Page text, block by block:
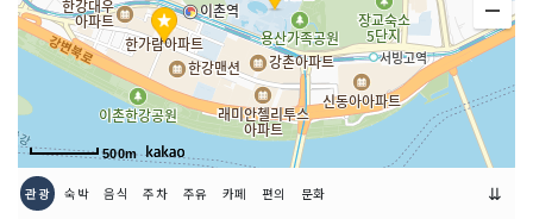
500m
관광 숙박 음식 주차 주유 카페 편의 문화 ⇊